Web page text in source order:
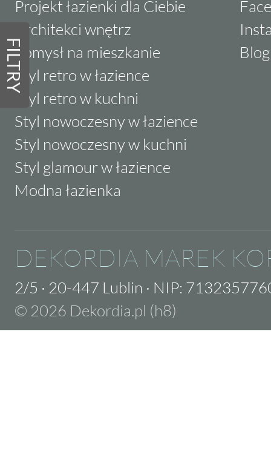
FILTRY
Projekt łazienki dla Ciebie
Architekci wnętrz
Pomysł na mieszkanie
Styl retro w łazience
Styl retro w kuchni
Styl nowoczesny w łazience
Styl nowoczesny w kuchni
Styl glamour w łazience
Modna łazienka
Blog
DEKORDIA MAREK
2/5 · 20-447 Lublin · NIP:
© 2026 Dekordia.pl (h8)